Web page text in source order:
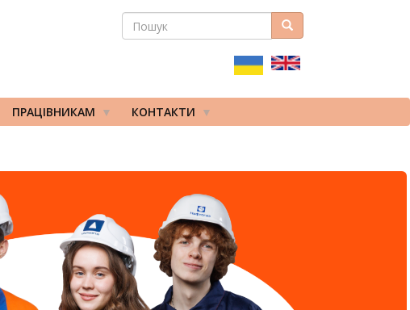
ПОШУКОВА
ПОШУК Пошук
ПРАЦІВНИКАМ КОНТАКТИ